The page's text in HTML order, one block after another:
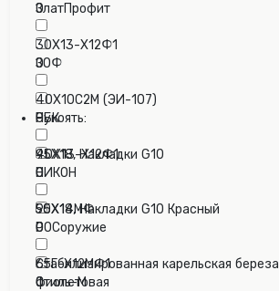
ЗлатПрофит
0
ЗОФ
0
НБК
0
НИКОН
0
РОСоружие
0
Стиль-М
0
30Х13-Х12Ф1
0
40Х10С2М (ЭИ-107)
0
40Х13-Х12Ф1
0
50Х14МФ
0
65Г-Х12МФ1
0
Рукоять:
95Х18, Накладки G10
0
95Х18, Накладки G10 Красный
0
Cтабилизированная карельская береза
фиолетовая